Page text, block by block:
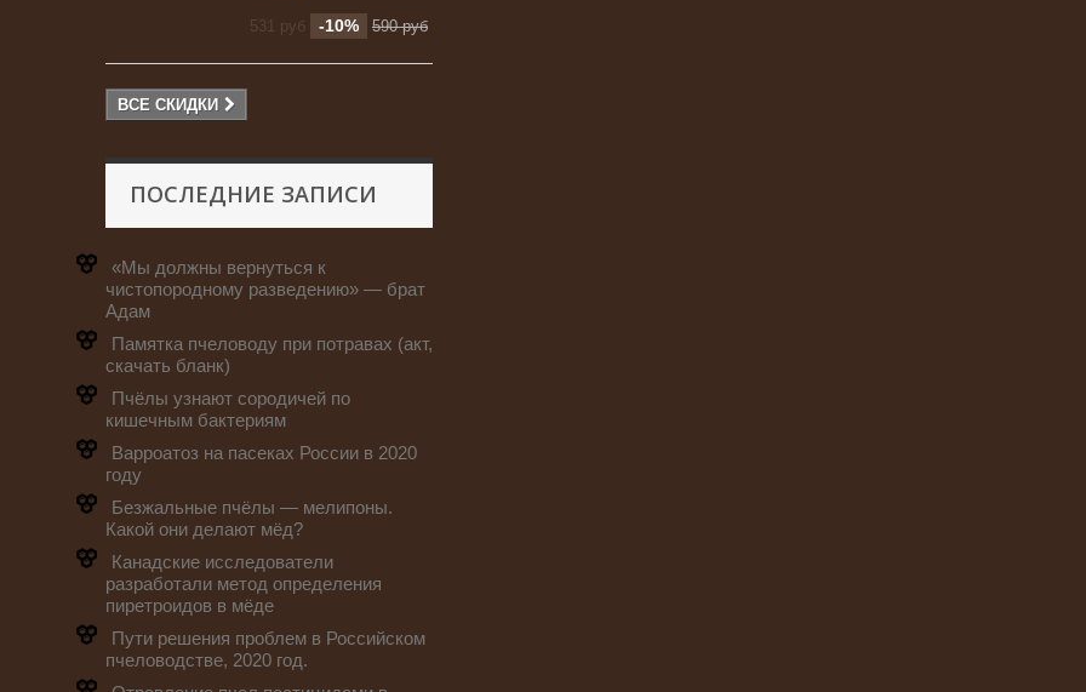
531 руб -10% 590 руб
ВСЕ СКИДКИ
ПОСЛЕДНИЕ ЗАПИСИ
«Мы должны вернуться к
чистопородному разведению» — брат
Адам
Памятка пчеловоду при потравах (акт,
скачать бланк)
Пчёлы узнают сородичей по
кишечным бактериям
Варроатоз на пасеках России в 2020
году
Безжальные пчёлы — мелипоны.
Какой они делают мёд?
Канадские исследователи
разработали метод определения
пиретроидов в мёде
Пути решения проблем в Российском
пчеловодстве, 2020 год.